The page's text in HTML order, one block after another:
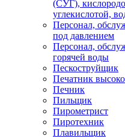
(СУГ),
углекислотой,
Персонал,
под давлением
Персонал,
горячей воды
Пескоструйщик
Печатник
Печник
Пильщик
Пирометрист
Пиротехник
Плавильщик